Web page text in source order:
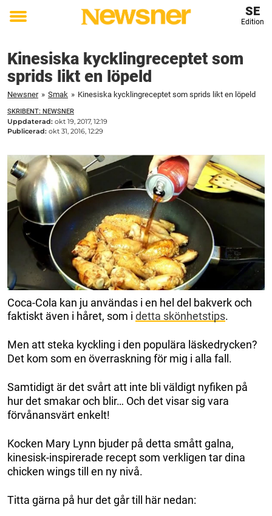
Toggle
SE
Edition
Kinesiska kycklingreceptet som
sprids likt en löpeld
Newsner » Smak » Kinesiska kycklingreceptet som sprids likt en löpeld
SKRIBENT: NEWSNER
Uppdaterad: okt 19, 2017, 12:19
Publicerad: okt 31, 2016, 12:29
Coca-Cola kan ju användas i en hel del bakverk och
faktiskt även i håret, som i detta skönhetstips.
Men att steka kyckling i den populära läskedrycken?
Det kom som en överraskning för mig i alla fall.
Samtidigt är det svårt att inte bli väldigt nyfiken på
hur det smakar och blir… Och det visar sig vara
förvånansvärt enkelt!
Kocken Mary Lynn bjuder på detta smått galna,
kinesisk-inspirerade recept som verkligen tar dina
chicken wings till en ny nivå.
Titta gärna på hur det går till här nedan: